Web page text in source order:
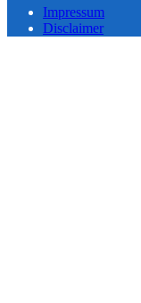
Impressum
Disclaimer